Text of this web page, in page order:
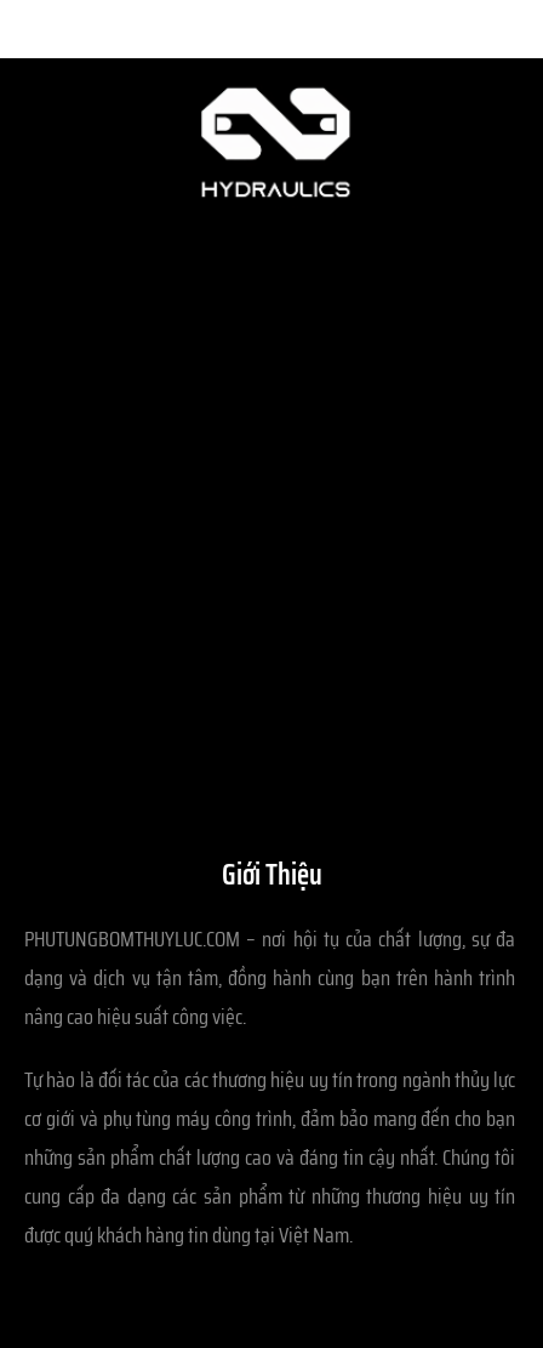
Giới Thiệu
PHUTUNGBOMTHUYLUC.COM – nơi hội tụ của chất lượng, sự đa
dạng và dịch vụ tận tâm, đồng hành cùng bạn trên hành trình
nâng cao hiệu suất công việc.
Tự hào là đối tác của các thương hiệu uy tín trong ngành thủy lực
cơ giới và phụ tùng máy công trình, đảm bảo mang đến cho bạn
những sản phẩm chất lượng cao và đáng tin cậy nhất. Chúng tôi
cung cấp đa dạng các sản phẩm từ những thương hiệu uy tín
được quý khách hàng tin dùng tại Việt Nam.